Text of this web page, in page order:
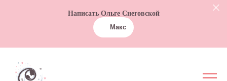
Написать Ольге Снеговской
Макс